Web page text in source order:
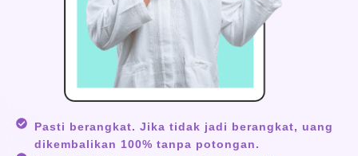
Pasti berangkat. Jika tidak jadi berangkat, uang
dikembalikan 100% tanpa potongan.